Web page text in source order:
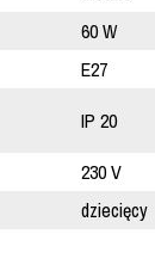
60 W
E27
IP 20
230 V
dziecięcy